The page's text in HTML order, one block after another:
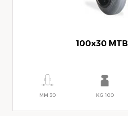
100x30 MTB
100 KG
30 MM